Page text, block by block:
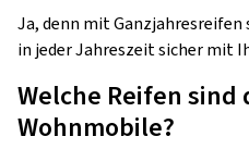
Ja, denn mit Ganzjahresreifen
in jeder Jahreszeit sicher mit
Welche Reifen
Wohnmobile?